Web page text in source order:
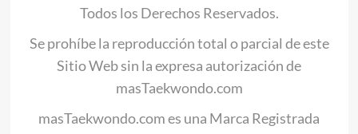
Todos los Derechos Reservados.
Se prohíbe la reproducción total o parcial de este
Sitio Web sin la expresa autorización de
masTaekwondo.com
masTaekwondo.com es una Marca Registrada